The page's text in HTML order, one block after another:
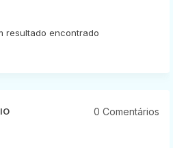
resultado encontrado
0 Comentários